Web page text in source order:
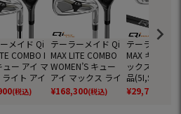
メイド Qi
COMBO I
ュー アイ マ
イト アイ
スキュー 6
(6H,7I-P
(税込)
テーラーメイド Qi
MAX LITE COMBO
WOMEN’S キュー
アイ マックス ライ
ト アイアン＋レス
キュー 5本セット(7
¥168,300(税込)
テーラーメイ
MAX キュー
ックス アイア
品(5I,SW) メ
用 REAX 75
N カーボンシ
¥29,700